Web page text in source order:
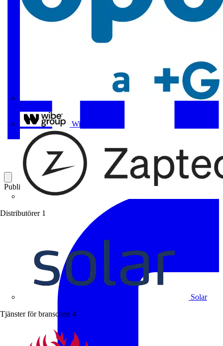
Wibe Group
Distributörer 1
Solar
Tjänster för branschen 4
Publicerad: 19 augusti 2024 Kategori: Branschnyheter